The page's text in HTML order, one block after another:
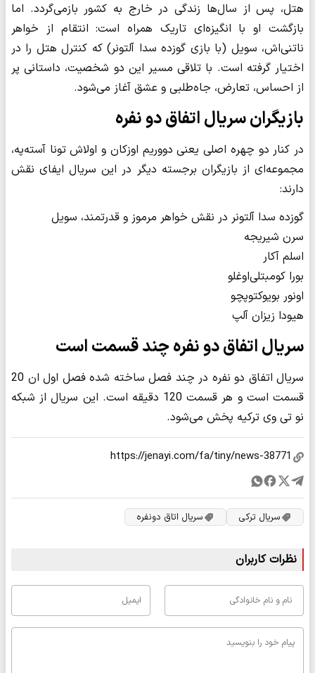
هتل، پس از سال‌ها زندگی در خارج به کشور بازمی‌گردد. اما
بازگشت او با انگیزه‌ای تاریک همراه است: انتقام از خواهر
ناتنی‌اش، سویل (با بازی گوزده سدا آلتونر) که کنترل هتل را در
اختیار گرفته است. با تلاقی مسیر این دو شخصیت، داستانی پر
از احساس، تعارض، جاه‌طلبی و عشق آغاز می‌شود.
بازیگران سریال اتفاق دو نفره
در کنار دو چهره اصلی یعنی دووریم اوزکان و اولاش تونا آسته‌په،
مجموعه‌ای از بازیگران برجسته دیگر در این سریال ایفای نقش
دارند:
گوزده سدا آلتونر در نقش خواهر مرموز و قدرتمند، سویل
سرن شیریجه
اسلم آکار
بورا کومبتلی‌اوغلو
اونور بویوکتوپچو
هیودا زیزان آلپ
سریال اتفاق دو نفره چند قسمت است
سریال اتفاق دو نفره در چند فصل ساخته شده فصل اول ان 20
قسمت است و هر قسمت 120 دقیقه است. این سریال از شبکه
نو تی وی ترکیه پخش می‌شود.
سریال ترکی سریال اتاق دونفره
نظرات کاربران